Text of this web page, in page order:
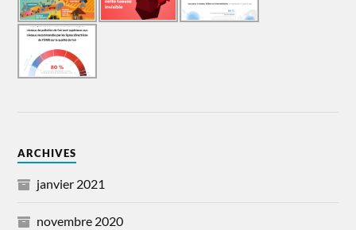
ARCHIVES
janvier 2021
novembre 2020